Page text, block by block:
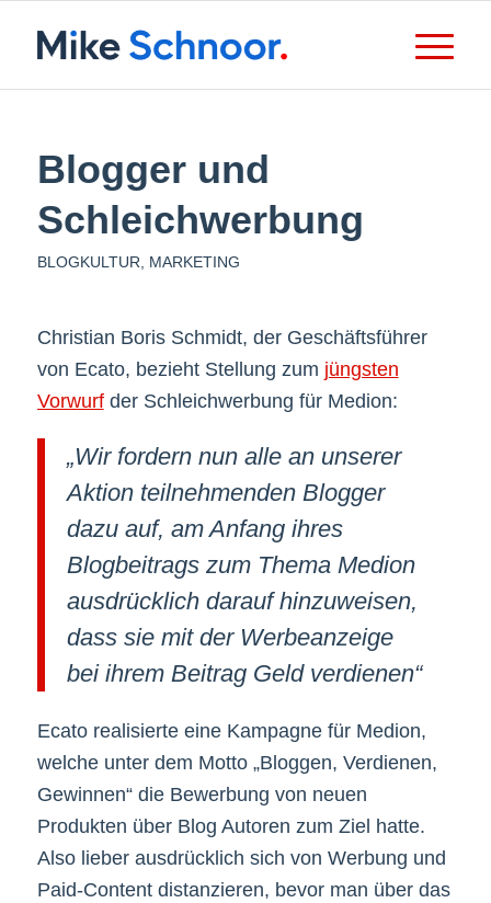
Blogger und
Schleichwerbung
BLOGKULTUR MARKETING
Christian Boris Schmidt, der Geschäftsführer
von Ecato, bezieht Stellung zum jüngsten
Vorwurfder Schleichwerbung für Medion:
„Wir fordern nun alle an unserer
Aktion teilnehmenden Blogger
dazu auf, am Anfang ihres
Blogbeitrags zum Thema Medion
ausdrücklich darauf hinzuweisen,
dass sie mit der Werbeanzeige
bei ihrem Beitrag Geld verdienen“
Ecato realisierte eine Kampagne für Medion,
welche unter dem Motto „Bloggen, Verdienen,
Gewinnen“ die Bewerbung von neuen
Produkten über Blog Autoren zum Ziel hatte.
Also lieber ausdrücklich sich von Werbung und
Paid-Content distanzieren, bevor man über das